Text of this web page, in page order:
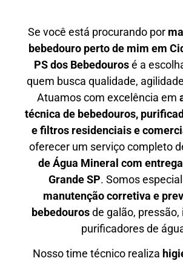
Se você está procurando por
bebedouro perto de mim em
PS dos Bebedourosé a
quem busca qualidade,
Atuamos com excelência em
técnica de bebedouros,
e filtros residenciais e
oferecer um serviço completo
de Água Mineral com
Grande SP. Somos
manutenção corretiva e
bebedourosde galão,
purificadores de
Nosso time técnico realiza